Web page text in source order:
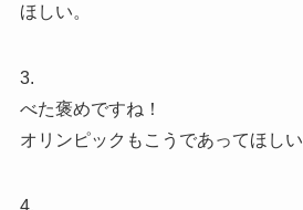
ほしい。
3.
べた褒めですね！
オリンピックもこうであってほしい
4.